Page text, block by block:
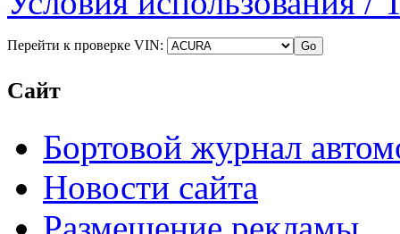
Перейти к проверке VIN:
Сайт
Бортовой журнал
Новости сайта